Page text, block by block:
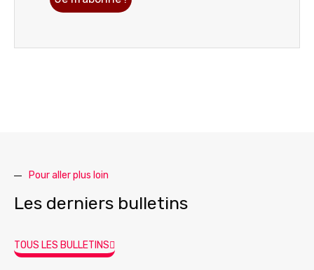
Pour aller plus loin
Les derniers bulletins
TOUS LES BULLETINS